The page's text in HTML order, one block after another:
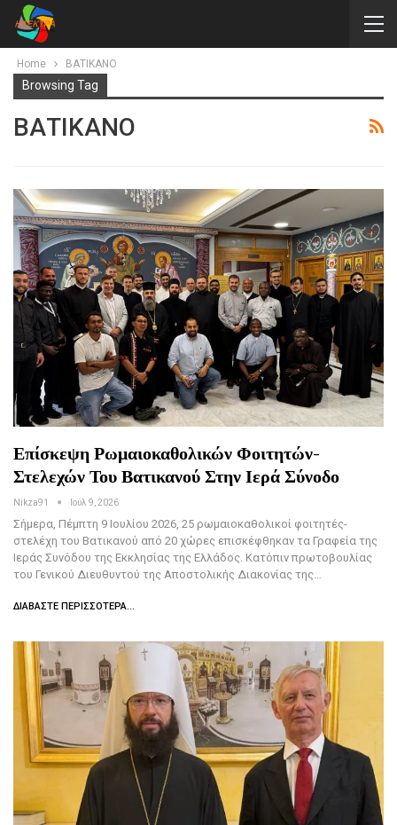
Home ΒΑΤΙΚΑΝΟ
Browsing Tag
ΒΑΤΙΚΑΝΟ
Επίσκεψη Ρωμαιοκαθολικών Φοιτητών-
Στελεχών Του Βατικανού Στην Ιερά Σύνοδο
Nikza91 Ιούλ 9, 2026
Σήμερα, Πέμπτη 9 Ιουλίου 2026, 25 ρωμαιοκαθολικοί φοιτητές-
στελέχη του Βατικανού από 20 χώρες επισκέφθηκαν τα Γραφεία της
Ιεράς Συνόδου της Εκκλησίας της Ελλάδος. Κατόπιν πρωτοβουλίας
του Γενικού Διευθυντού της Αποστολικής Διακονίας της…
ΔΙΑΒΆΣΤΕ ΠΕΡΙΣΣΌΤΕΡΑ...